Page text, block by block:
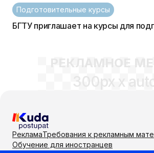
Подготовительные курсы
БГТУ приглашает на курсы для
РЕКЛАМНОЕ
300px x
РекламаТребования к рекламным
Обучение для иностранцев